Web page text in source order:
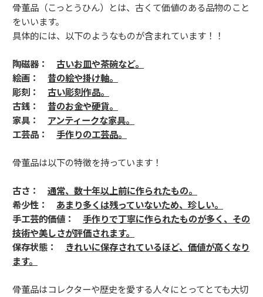
骨董品（こっとうひん）とは、古くて価値のある品物のこと
をいいます。
具体的には、以下のようなものが含まれています！！
陶磁器： 古いお皿や茶碗など。
絵画： 昔の絵や掛け軸。
彫刻： 古い彫刻作品。
古銭： 昔のお金や硬貨。
家具： アンティークな家具。
工芸品： 手作りの工芸品。
骨董品は以下の特徴を持っています！
古さ： 通常、数十年以上前に作られたもの。
希少性： あまり多くは残っていないため、珍しい。
手工芸的価値： 手作りで丁寧に作られたものが多く、その
技術や美しさが評価されます。
保存状態： きれいに保存されているほど、価値が高くなり
ます。
骨董品はコレクターや歴史を愛する人々にとってとても大切